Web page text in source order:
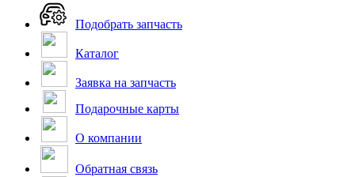
Подобрать запчасть
Каталог
Заявка на запчасть
Подарочные карты
О компании
Обратная связь